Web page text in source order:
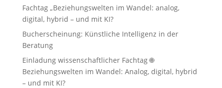
Fachtag „Beziehungswelten im Wandel: analog,
digital, hybrid – und mit KI?
Bucherscheinung: Künstliche Intelligenz in der
Beratung
Einladung wissenschaftlicher Fachtag 🌐
Beziehungswelten im Wandel: Analog, digital, hybrid
– und mit KI?